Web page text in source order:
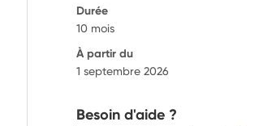
Durée
10 mois
À partir du
1 septembre 2026
Besoin d'aide ?